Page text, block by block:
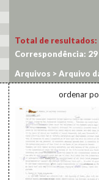
Total de resultados:
Correspondência: 29
Arquivos >Arquivo
ordenar